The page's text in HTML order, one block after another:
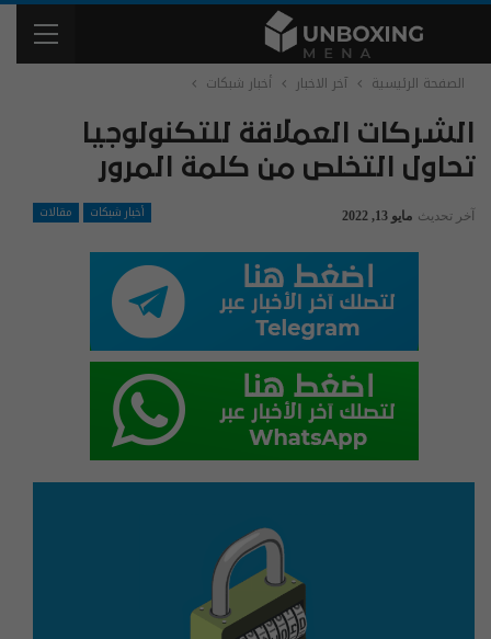
الصفحة الرئيسية آخر الاخبار أخبار شبكات
الشركات العملاقة للتكنولوجيا
تحاول التخلص من كلمة المرور
أخبار شبكات مقالات آخر تحديث مايو 13, 2022